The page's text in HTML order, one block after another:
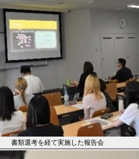
書類選考を経て実施した報告会